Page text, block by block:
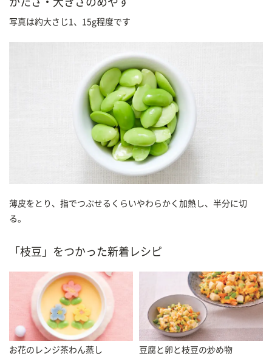
写真は約大さじ1、15g程度です
薄皮をとり、指でつぶせるくらいやわらかく加熱し、半分に切
る。
「枝豆」をつかった新着レシピ
お花のレンジ茶わん蒸し 豆腐と卵と枝豆の炒め物